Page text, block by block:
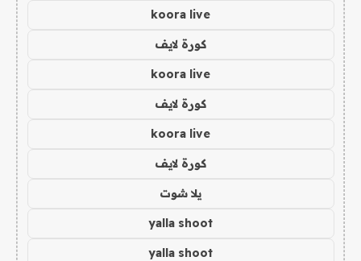
koora live
كورة لايف
koora live
كورة لايف
koora live
كورة لايف
يلا شوت
yalla shoot
yalla shoot